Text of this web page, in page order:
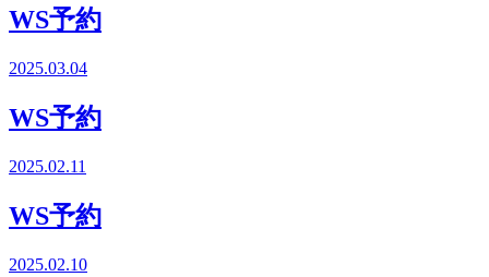
WS予約
2025.03.04
WS予約
2025.02.11
WS予約
2025.02.10